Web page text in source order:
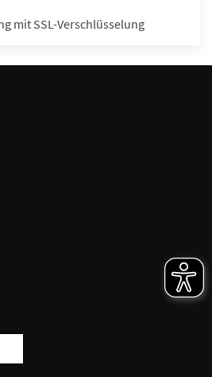
mit SSL-Verschlüsselung